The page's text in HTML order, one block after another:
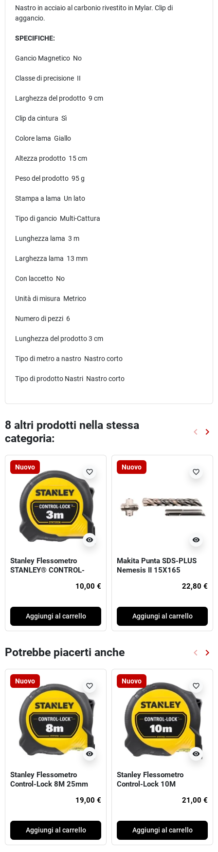
Nastro in acciaio al carbonio rivestito in Mylar. Clip di
aggancio.
SPECIFICHE:
Gancio Magnetico No
Classe di precisione II
Larghezza del prodotto 9 cm
Clip da cintura Sì
Colore lama Giallo
Altezza prodotto 15 cm
Peso del prodotto 95 g
Stampa a lama Un lato
Tipo di gancio Multi-Cattura
Lunghezza lama 3 m
Larghezza lama 13 mm
Con laccetto No
Unità di misura Metrico
Numero di pezzi 6
Lunghezza del prodotto 3 cm
Tipo di metro a nastro Nastro corto
Tipo di prodotto Nastri Nastro corto
8 altri prodotti nella stessa
categoria:
keyboard_arrow_left keyboard_arrow_right
Nuovo
visibility
favorite_border
Stanley Flessometro
STANLEY® CONTROL-
10,00 €
Aggiungi al carrello
Nuovo
visibility
favorite_border
Makita Punta SDS-PLUS
Nemesis II 15X165
22,80 €
Aggiungi al carrello
Potrebbe piacerti anche keyboard_arrow_left keyboard_arrow_right
Nuovo
visibility
favorite_border
Stanley Flessometro
Control-Lock 8M 25mm
19,00 €
Aggiungi al carrello
Nuovo
visibility
favorite_border
Stanley Flessometro
Control-Lock 10M
21,00 €
Aggiungi al carrello